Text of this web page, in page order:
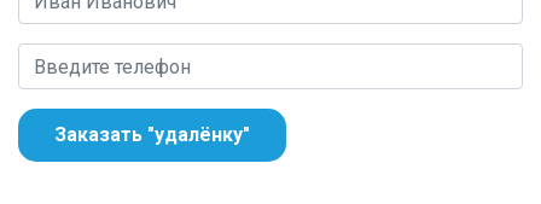
Заказать "удалёнку"